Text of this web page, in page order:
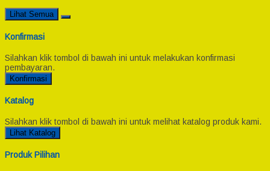
Lihat Semua
Konfirmasi
Silahkan klik tombol di bawah ini untuk melakukan konfirmasi
pembayaran.
Konfirmasi
Katalog
Silahkan klik tombol di bawah ini untuk melihat katalog produk kami.
Lihat Katalog
Produk Pilihan